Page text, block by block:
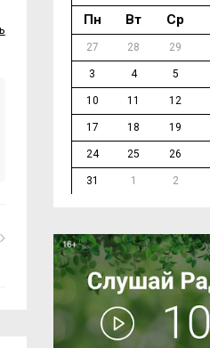
Пн
Вт Ср
27 28 29
3 4 5
10 11 12
17 18 19
24 25 26
31 1 2